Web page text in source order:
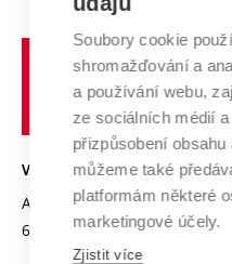
Systém zajišťování kvality
Výzkumné infrastruktury
Transfer znalostí
Open Science
Projekty
Projekty ze strukturálních
Specifický výzkum
Spolupráce se školami
Služby univerzity
Mezinárodní dohody
Univerzitní sítě
Profil univerzity
Udržitelná univerzita
Podnikavá univerzita /
Bezpečná univerzita
Vyznamenání
Organizační struktura
VYSOKÉ UČENÍ TECHNICKÉ
Antonínská 548/1
602 00 Brno
Soubory cookie
shromažďování a
a používání webu,
ze sociálních médií
přizpůsobení
můžeme také
platformám některé
marketingové účely.
Zjistit více